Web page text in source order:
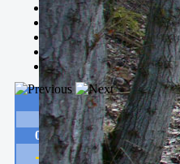
Solidaria carrera - 7
Temporal de Febrero
Nevada Enero 2018
La estación de esquí de
Larga vida a las escuelas